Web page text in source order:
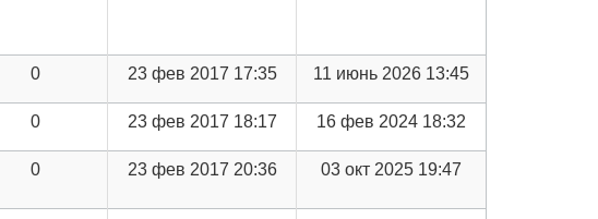
0 23 фев 2017 17:35 11 июнь 2026 13:45
0 23 фев 2017 18:17 16 фев 2024 18:32
0 23 фев 2017 20:36 03 окт 2025 19:47